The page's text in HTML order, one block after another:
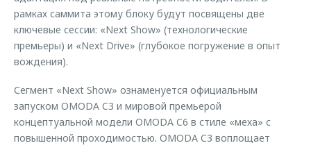
рамках саммита этому блоку будут посвящены две
ключевые сессии: «Next Show» (технологические
премьеры) и «Next Drive» (глубокое погружение в опыт
вождения).
Сегмент «Next Show» ознаменуется официальным
запуском OMODA C3 и мировой премьерой
концептуальной модели OMODA C6 в стиле «меха» с
повышенной проходимостью. OMODA C3 воплощает